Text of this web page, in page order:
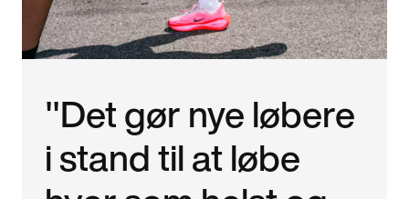
"Det gør nye løbere
i stand til at løbe